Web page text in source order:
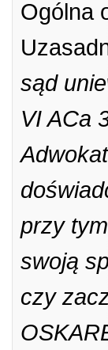
Ogólna
sąd
VI ACa
przy
swoją
czy